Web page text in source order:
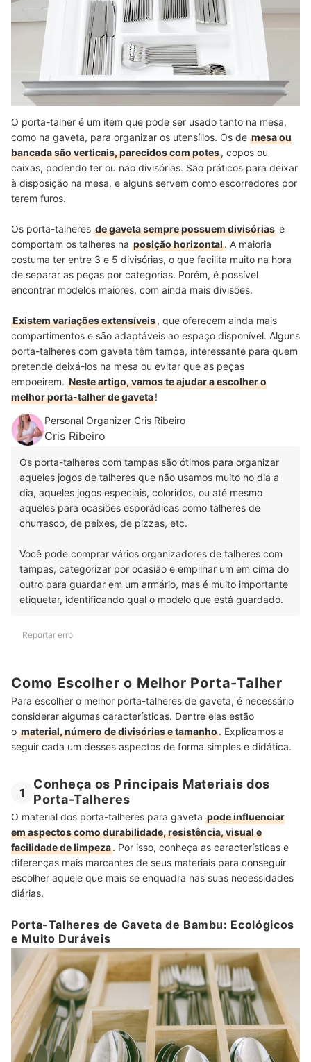
O porta-talher é um item que pode ser usado tanto na mesa,
como na gaveta, para organizar os utensílios. Os de mesa ou
bancada são verticais, parecidos com potes, copos ou
caixas, podendo ter ou não divisórias. São práticos para deixar
à disposição na mesa, e alguns servem como escorredores por
terem furos.
Os porta-talheres de gaveta sempre possuem divisórias e
comportam os talheres na posição horizontal. A maioria
costuma ter entre 3 e 5 divisórias, o que facilita muito na hora
de separar as peças por categorias. Porém, é possível
encontrar modelos maiores, com ainda mais divisões.
Existem variações extensíveis, que oferecem ainda mais
compartimentos e são adaptáveis ao espaço disponível. Alguns
porta-talheres com gaveta têm tampa, interessante para quem
pretende deixá-los na mesa ou evitar que as peças
empoeirem. Neste artigo, vamos te ajudar a escolher o
melhor porta-talher de gaveta!
Personal Organizer Cris Ribeiro
Cris Ribeiro
Os porta-talheres com tampas são ótimos para organizar
aqueles jogos de talheres que não usamos muito no dia a
dia, aqueles jogos especiais, coloridos, ou até mesmo
aqueles para ocasiões esporádicas como talheres de
churrasco, de peixes, de pizzas, etc.
Você pode comprar vários organizadores de talheres com
tampas, categorizar por ocasião e empilhar um em cima do
outro para guardar em um armário, mas é muito importante
etiquetar, identificando qual o modelo que está guardado.
Reportar erro
Como Escolher o Melhor Porta-Talher
Para escolher o melhor porta-talheres de gaveta, é necessário
considerar algumas características. Dentre elas estão
o material, número de divisórias e tamanho. Explicamos a
seguir cada um desses aspectos de forma simples e didática.
1
Conheça os Principais Materiais dos
Porta-Talheres
O material dos porta-talheres para gaveta pode influenciar
em aspectos como durabilidade, resistência, visual e
facilidade de limpeza. Por isso, conheça as características e
diferenças mais marcantes de seus materiais para conseguir
escolher aquele que mais se enquadra nas suas necessidades
diárias.
Porta-Talheres de Gaveta de Bambu: Ecológicos
e Muito Duráveis